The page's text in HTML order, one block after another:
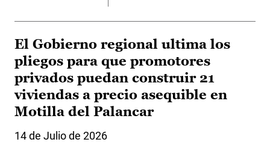
El Gobierno regional ultima los
pliegos para que promotores
privados puedan construir 21
viviendas a precio asequible en
Motilla del Palancar
14 de Julio de 2026